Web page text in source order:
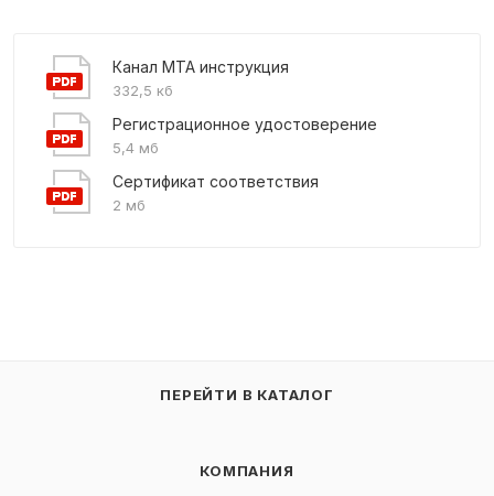
Канал МТА инструкция
332,5 кб
Регистрационное удостоверение
5,4 мб
Сертификат соответствия
2 мб
ПЕРЕЙТИ В КАТАЛОГ
КОМПАНИЯ